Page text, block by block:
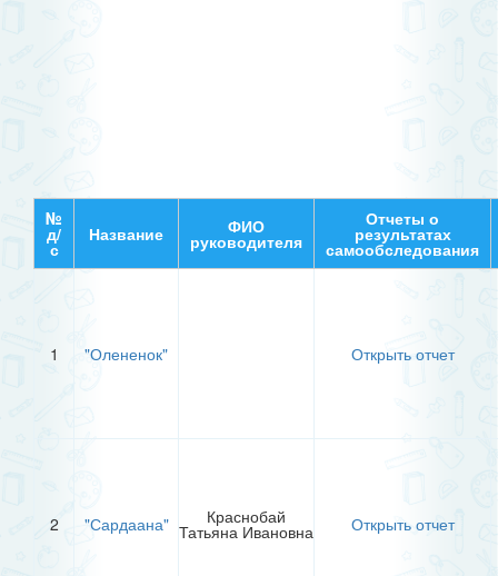
№
д/
с
Название ФИО
руководителя
Отчеты о
результатах
самообследования
1 "Олененок" Открыть отчет
2 "Сардаана" Краснобай
Татьяна Ивановна Открыть отчет